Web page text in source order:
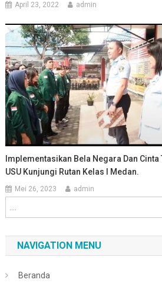
April 23, 2022 admin
Implementasikan Bela Negara Dan
USU Kunjungi Rutan Kelas I Medan.
Mei 26, 2023 admin
NAVIGATION MENU
Beranda